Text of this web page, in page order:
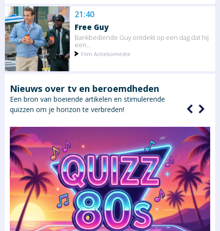
21:40
Free Guy
Bankbediende Guy ontdekt op een dag dat hij
een...
Film Actiekomedie
Nieuws over tv en beroemdheden
Een bron van boeiende artikelen en stimulerende
quizzen om je horizon te verbreden!